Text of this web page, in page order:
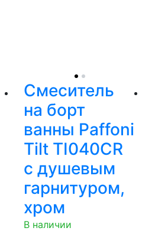
Смеситель
на борт
ванны Paffoni
Tilt TI040CR
с душевым
гарнитуром,
хром
В наличии